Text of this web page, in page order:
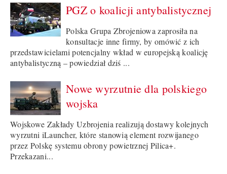
PGZ o koalicji antybalistycznej
Polska Grupa Zbrojeniowa zaprosiła na
konsultacje inne firmy, by omówić z ich
przedstawicielami potencjalny wkład w europejską koalicję
antybalistyczną – powiedział dziś ...
Nowe wyrzutnie dla polskiego
wojska
Wojskowe Zakłady Uzbrojenia realizują dostawy kolejnych
wyrzutni iLauncher, które stanowią element rozwijanego
przez Polskę systemu obrony powietrznej Pilica+.
Przekazani...